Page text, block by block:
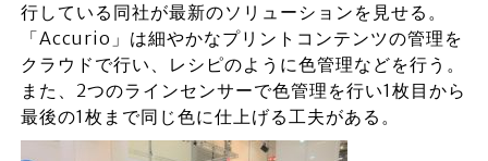
行している同社が最新のソリューションを見せる。
「Accurio」は細やかなプリントコンテンツの管理を
クラウドで行い、レシピのように色管理などを行う。
また、2つのラインセンサーで色管理を行い1枚目から
最後の1枚まで同じ色に仕上げる工夫がある。